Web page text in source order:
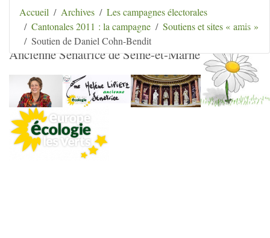
Aller au contenu | Aller au menu
Aller au menu
secondaire
Aller à la recherche
Hélène Lipietz
Ancienne Sénatrice de Seine-et-Marne
Accueil Archives
Les campagnes électorales
Cantonales 2011 : la campagne
Soutiens et sites « amis »
Soutien de Daniel Cohn-Bendit